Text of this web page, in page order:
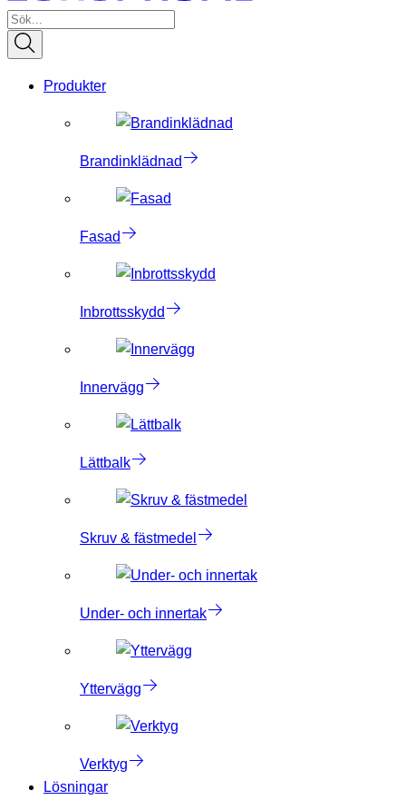
Produkter
Brandinklädnad
Fasad
Inbrottsskydd
Innervägg
Lättbalk
Skruv & fästmedel
Under- och innertak
Yttervägg
Verktyg
Lösningar